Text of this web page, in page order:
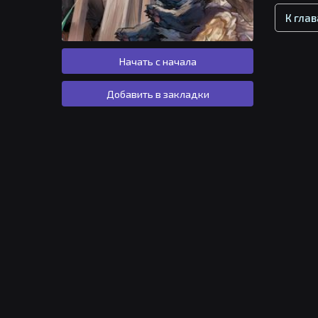
Начать с начала
Добавить в закладки
К